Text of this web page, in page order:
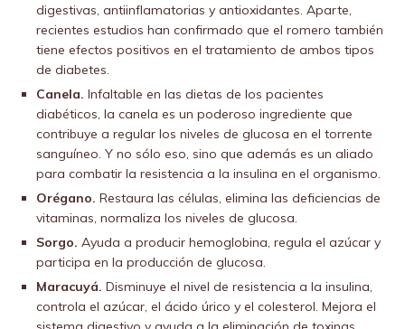
digestivas, antiinflamatorias y antioxidantes. Aparte,
recientes estudios han confirmado que el romero también
tiene efectos positivos en el tratamiento de ambos tipos
de diabetes.
Canela. Infaltable en las dietas de los pacientes
diabéticos, la canela es un poderoso ingrediente que
contribuye a regular los niveles de glucosa en el torrente
sanguíneo. Y no sólo eso, sino que además es un aliado
para combatir la resistencia a la insulina en el organismo.
Orégano. Restaura las células, elimina las deficiencias de
vitaminas, normaliza los niveles de glucosa.
Sorgo. Ayuda a producir hemoglobina, regula el azúcar y
participa en la producción de glucosa.
Maracuyá. Disminuye el nivel de resistencia a la insulina,
controla el azúcar, el ácido úrico y el colesterol. Mejora el